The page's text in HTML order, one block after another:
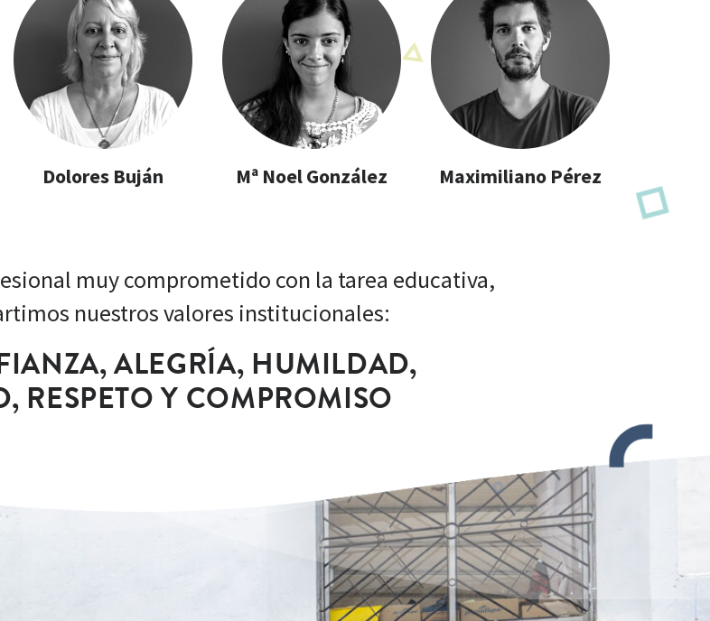
Dolores Buján Mª Noel González Maximiliano Pérez
muy comprometido con la tarea educativa,
nuestros valores institucionales:
ALEGRÍA, HUMILDAD,
RESPETO Y COMPROMISO